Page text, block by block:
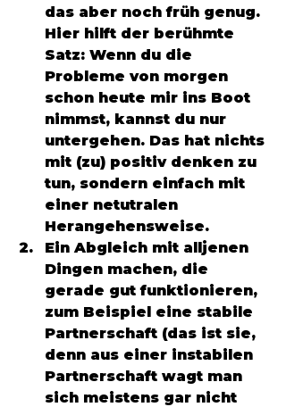
das aber noch früh genug.
Hier hilft der berühmte
Satz: Wenn du die
Probleme von morgen
schon heute mir ins Boot
nimmst, kannst du nur
untergehen. Das hat nichts
mit (zu) positiv denken zu
tun, sondern einfach mit
einer netutralen
Herangehensweise.
Ein Abgleich mit alljenen
Dingen machen, die
gerade gut funktionieren,
zum Beispiel eine stabile
Partnerschaft (das ist sie,
denn aus einer instabilen
Partnerschaft wagt man
sich meistens gar nicht